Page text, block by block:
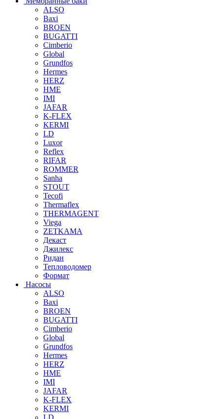
ALSO
Baxi
BROEN
BUGATTI
Cimberio
Global
Grundfos
Hermes
HERZ
HME
IMI
JAFAR
K-FLEX
KERMI
LD
Luxor
Reflex
RIFAR
ROMMER
Sanha
STOUT
Tecofi
Thermaflex
THERMAGENT
Viega
ZETKAMA
Декаст
Джилекс
Ридан
Тепловодомер
Формат
Насосы
ALSO
Baxi
BROEN
BUGATTI
Cimberio
Global
Grundfos
Hermes
HERZ
HME
IMI
JAFAR
K-FLEX
KERMI
LD